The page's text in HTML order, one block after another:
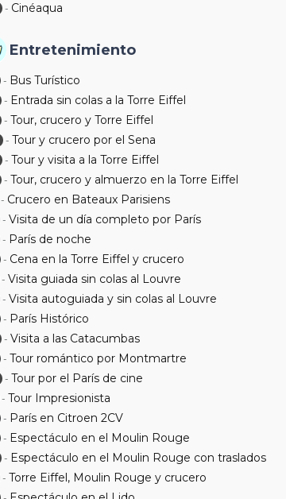
- Cinéaqua
Entretenimiento
- Bus Turístico
- Entrada sin colas a la Torre Eiffel
- Tour, crucero y Torre Eiffel
- Tour y crucero por el Sena
- Tour y visita a la Torre Eiffel
- Tour, crucero y almuerzo en la Torre Eiffel
- Crucero en Bateaux Parisiens
-Visita de un día completo por París
- París de noche
- Cena en la Torre Eiffel y crucero
-Visita guiada sin colas al Louvre
-Visita autoguiada y sin colas al Louvre
- París Histórico
-Visita a las Catacumbas
- Tour romántico por Montmartre
- Tour por el París de cine
- Tour Impresionista
- París en Citroen 2CV
- Espectáculo en el Moulin Rouge
- Espectáculo en el Moulin Rouge con traslados
- Torre Eiffel, Moulin Rouge y crucero